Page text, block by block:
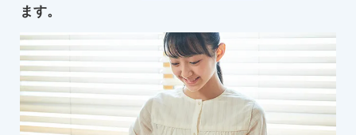
ます。